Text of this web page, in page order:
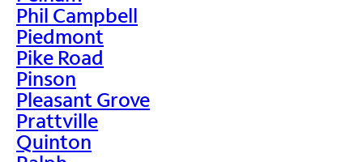
Phil Campbell
Piedmont
Pike Road
Pinson
Pleasant Grove
Prattville
Quinton